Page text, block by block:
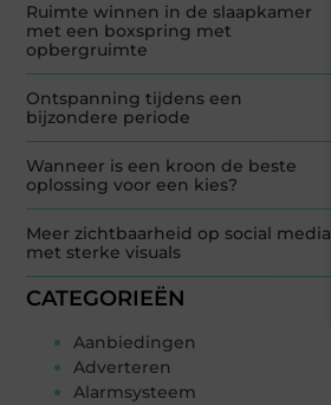
Ruimte winnen in de slaapkamer
met een boxspring met
opbergruimte
Ontspanning tijdens een
bijzondere periode
Wanneer is een kroon de beste
oplossing voor een kies?
Meer zichtbaarheid op social media
met sterke visuals
CATEGORIEËN
Aanbiedingen
Adverteren
Alarmsysteem